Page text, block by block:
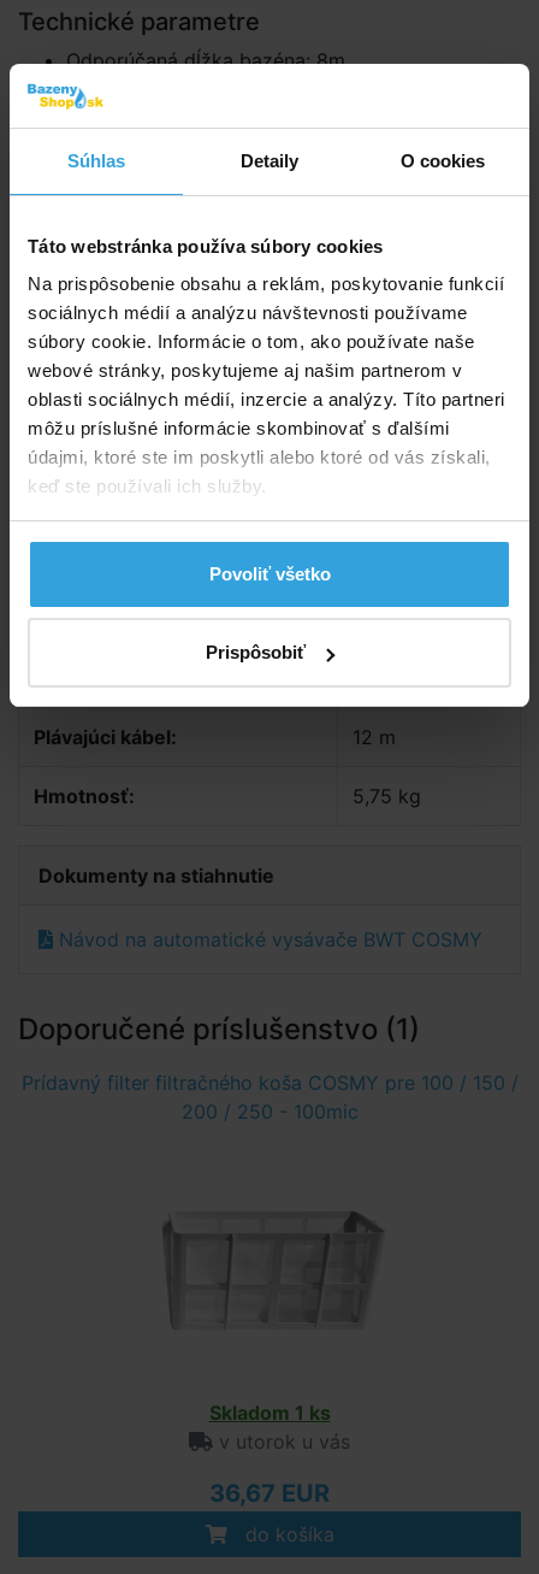
Súhlas Detaily O cookies
Táto webstránka používa súbory cookies
Na prispôsobenie obsahu a reklám, poskytovanie funkcií
sociálnych médií a analýzu návštevnosti používame
súbory cookie. Informácie o tom, ako používate naše
webové stránky, poskytujeme aj našim partnerom v
oblasti sociálnych médií, inzercie a analýzy. Títo partneri
môžu príslušné informácie skombinovať s ďalšími
údajmi, ktoré ste im poskytli alebo ktoré od vás získali,
keď ste používali ich služby.
Povoliť všetko
Prispôsobiť
Technické parametre
Odporúčaná dĺžka bazéna: 8m
Výkon čerpadla: 15m3/hod
Diaľkové ovládanie: Nie
Dĺžka plávajúceho kábla: 12m
Riadiaci algoritmus: AquaSmart
Gyroskop: Áno
Riadiaca jednotka: SPS Venus
Doba prevádzky: cca 1,5h
Systém pohonu: Dual Drive
Plávajúci kábel: Premium Grey
Nastaviteľná výška sania: Áno
Kefa: Rotujúce
Vozík: Nie
Rozmery: cca 39,5 × 20 × 36,5 cm
Vysávač nie je určený na komerčné využitie!!!
Parametry
Plávajúci kábel: 12 m
Hmotnosť: 5,75 kg
Dokumenty na stiahnutie
Návod na automatické vysávače BWT COSMY
Doporučené príslušenstvo (1)
Prídavný filter filtračného koša COSMY pre 100 / 150 /
200 / 250 - 100mic
Skladom 1 ks
v utorok u vás
36,67 EUR
do košíka